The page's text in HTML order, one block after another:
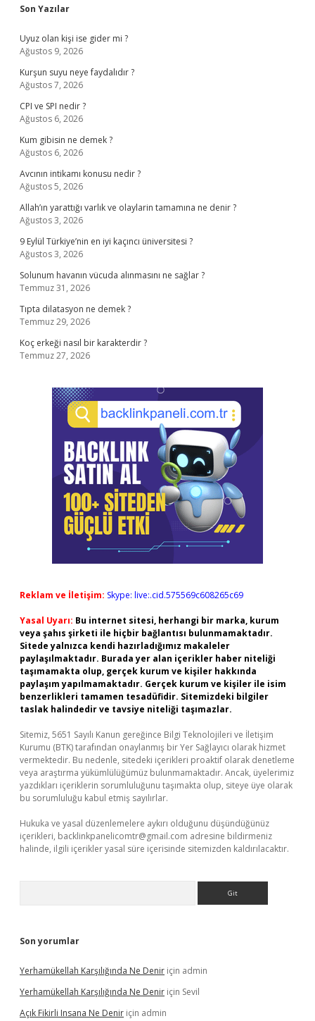
Sidebar
Son Yazılar
Uyuz olan kişi ise gider mi ?
Ağustos 9, 2026
Kurşun suyu neye faydalıdır ?
Ağustos 7, 2026
CPI ve SPI nedir ?
Ağustos 6, 2026
Kum gibisin ne demek ?
Ağustos 6, 2026
Avcının intikamı konusu nedir ?
Ağustos 5, 2026
Allah’ın yarattığı varlık ve olaylarin tamamına ne denir ?
Ağustos 3, 2026
9 Eylül Türkiye’nin en iyi kaçıncı üniversitesi ?
Ağustos 3, 2026
Solunum havanın vücuda alınmasını ne sağlar ?
Temmuz 31, 2026
Tıpta dilatasyon ne demek ?
Temmuz 29, 2026
Koç erkeği nasıl bir karakterdir ?
Temmuz 27, 2026
Reklam ve İletişim: Skype: live:.cid.575569c608265c69
Yasal Uyarı: Bu internet sitesi, herhangi bir marka, kurum
veya şahıs şirketi ile hiçbir bağlantısı bulunmamaktadır.
Sitede yalnızca kendi hazırladığımız makaleler
paylaşılmaktadır. Burada yer alan içerikler haber niteliği
taşımamakta olup, gerçek kurum ve kişiler hakkında
paylaşım yapılmamaktadır. Gerçek kurum ve kişiler ile isim
benzerlikleri tamamen tesadüfidir. Sitemizdeki bilgiler
taslak halindedir ve tavsiye niteliği taşımazlar.
Sitemiz, 5651 Sayılı Kanun gereğince Bilgi Teknolojileri ve İletişim
Kurumu (BTK) tarafından onaylanmış bir Yer Sağlayıcı olarak hizmet
vermektedir. Bu nedenle, sitedeki içerikleri proaktif olarak denetleme
veya araştırma yükümlülüğümüz bulunmamaktadır. Ancak, üyelerimiz
yazdıkları içeriklerin sorumluluğunu taşımakta olup, siteye üye olarak
bu sorumluluğu kabul etmiş sayılırlar.
Hukuka ve yasal düzenlemelere aykırı olduğunu düşündüğünüz
içerikleri, backlinkpanelicomtr@gmail.com adresine bildirmeniz
halinde, ilgili içerikler yasal süre içerisinde sitemizden kaldırılacaktır.
Son yorumlar
Yerhamükellah Karşılığında Ne Denir için admin
Yerhamükellah Karşılığında Ne Denir için Sevil
Açık Fikirli Insana Ne Denir için admin